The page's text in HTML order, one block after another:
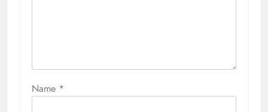
Name *